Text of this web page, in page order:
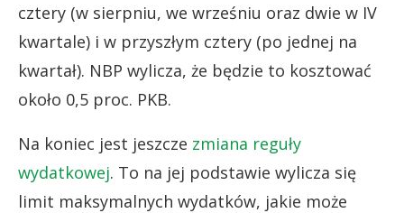
cztery (w sierpniu, we wrześniu oraz dwie w IV
kwartale) i w przyszłym cztery (po jednej na
kwartał). NBP wylicza, że będzie to kosztować
około 0,5 proc. PKB.
Na koniec jest jeszcze zmiana reguły
wydatkowej. To na jej podstawie wylicza się
limit maksymalnych wydatków, jakie może